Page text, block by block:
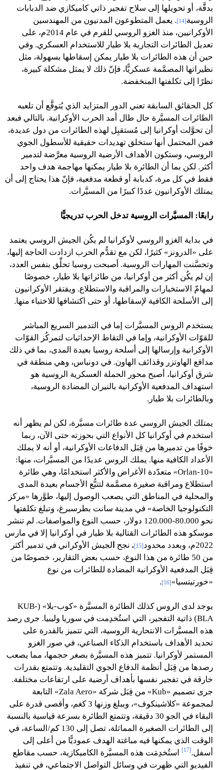
بدقَّة، أو تحويلها إلى سلاح تفجير ذاتي كاميكازي ضد الدبابات
الروسية[14]
. يعمل المتطوعون المدنيون من المهندسين
الأوكرانيين، منذ الغزو الروسي للقرم في عام 2014م، على
تعديل الطائرات التجارية بلا طيار للاستخدام العسكري. وفي
حين أن هذه الطائرات بلا طيار يمكن إسقاطها بسهولة، مثل
نظيراتها المصمَّمة عسكريًّا، فإنّ ذلك لا يمثل مشكلة كبيرة،
نظرًا إلى تكلفتها المنخفضة.
كل الحقائق السابقة تعني الدور المتزايد الذي يُتوقَّع أن تلعبه
الطائرات المسيَّرة حال طال أمد الحرب الأوكرانية. بالتالي فبعد
أن تحوَّلت أوكرانيا إلى مُستقبِل لهذه الطائرات من دول عديدة،
فمن المحتمل أنها ستخلق تهديدات حقيقية للأسطول الجوي
الروسي، وستكون الأهداف الأرضية الروسية معرَّضة لتدمير
أكثر. لكن بما أن الطائرة بلا طيار يمكنها مهاجمة هدف واحد
فقط في كل مرة، كدبابة أو قطعة مدفعية، فإنّ هذا يحتاج إلى أن
يمتلك الأوكرانيون عددًا كبيرًا من المسيَّرات.
رابعًا: المسيَّرات الروسية تدخل الحرب تدريجيًّا
في بداية الغزو الروسي لأوكرانيا لم يكُن الجيش الروسي يعتمد
على «الدرونز» كثيرًا، لكن مع تقدُّم الحرب ازدادت الحاجة إليها،
وتحسَّنت المهارات الروسية. أصبحت روسيا تحلِّق بنفس العدد،
إن لم يكُن أكثر من أوكرانيا، من طائراتها بلا طيار، خصوصًا
لمهامّ الاستخبارات والمراقبة والاستطلاع. ويفتقر الأوكرانيون
إلى الأسلحة الكافية لإسقاطها، أو حتى اكتشافها للاختباء منها.
يستخدم الروس المسيَّرات إما في التدمير السريع المباشر
للقوّات الأوكرانية، وإما في التقاط الإحداثيات لتمركُز القوّات
الأوكرانية وإرسالها إلى أسلحة روسيا بعيدة المدى، بما في ذلك
مدافع الهاوتزر وقذائف الهاون. في دونباس، وهي منطقة في
شرق أوكرانيا، أصبح محور الحملة العسكرية الروسية هو
استهداف المدفعية الأوكرانية بالنيران المضادة الروسية،
وبالطائرات بلا طيار.
يمتلك الجيش الروسي عدة طائرات مسيَّرة، لكن لم يظهر أنه
استخدم في أوكرانيا كل الأنواع التي بحوزته حتى الآن، ربما
خوفًا من تدميرها من قِبَل الدفاعات الأوكرانية، أو أنه لا يملك
الأعداد الكافية منها. يملك الروس عديدًا من المسيَّرات، منها:
«Orlan-10» متعدّدة الأغراض والأكثر استخدامًا، وهي طائرة
استطلاع ومراقبة صغيرة مصمَّمة لتتبُّع الأجسام بعيدة المدى
والمحلية في المناطق التي يصعب الوصول إليها، طوَّرها «مركز
التكنولوجيا الخاصة» في مدينة سانت بطرسبرغ، وتبلغ تكلفتها
نحو 80.000-120.000 دولار، حسب النوع والمواصفات. لم تنشر
موسكو هذه الطائرات القتالية بلا طيار في أوكرانيا إلا في مارس
2022م، وبعدد محدود
[15]
. نجح لجيش الأوكراني في تدمير أكثر
من 50 طائرة من هذا النوع، حسب بعض التقارير، خصوصًا من
قِبَل المدفعية الأوكرانية المضادة للطائرات من نوع
«خورتيتسيا»[16]
.
يوجد لدى الروس كذلك الطائرة المسيَّرة «كوب-بلا» (KUB-
BLA) ذاتية التفجير، التي استُخدِمت في سوريا وليبيا. جرى رصد
هذه المسيَّرات الانتحارية الروسية، التي تتميز بالقدرة على
تحديد الأهداف باستخدام الذكاء الصناعي، في صور الغزو
المستمر لأوكرانيا. تتميز هذه المسيَّرة بصغر حجمها، مما يصعب
رصدها من قِبَل أنظمة الدفاع الجوي التقليدية. وتتمتع بقدرات
خارقة في تفجير نفسها بأهداف أرضية على ارتفاعات مختلفة.
جرى تصميم «Kub» من قِبَل شركة «Zala Aero» التابعة
لمجموعة «كلاشينكوف»، ويبلغ وزنها 3 كغم، وأقصى قدرة على
البقاء في الجو 30 دقيقة، وتتمتع الطائرة بسرعة قياسية بالنسبة
إلى الطائرات الصغيرة المماثلة، تصل إلى 130 كم/الساعة، في
الوقت الذي يمكنها فيه مباغتة الهدف عموديًّا من أعلى إلى
أسفل. [17]
استُخدِمَت هذه المسيَّرة الكاميكازية، حسب مقاطع
الفيديو التي ظهرت في وسائل التواصل الاجتماعي، في تنفيذ